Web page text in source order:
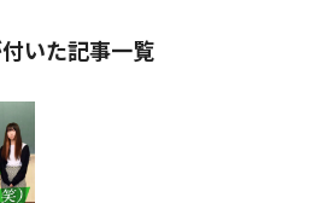
いた記事一覧